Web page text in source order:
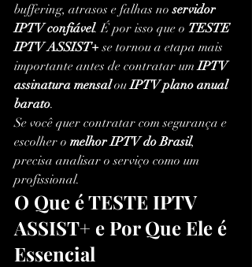
buffering, atrasos e falhas no servidor
IPTV confiável. É por isso que o TESTE
IPTV ASSIST+ se tornou a etapa mais
importante antes de contratar um IPTV
assinatura mensal ou IPTV plano anual
barato.
Se você quer contratar com segurança e
escolher o melhor IPTV do Brasil,
precisa analisar o serviço como um
profissional.
O Que é TESTE IPTV
ASSIST+ e Por Que Ele é
Essencial